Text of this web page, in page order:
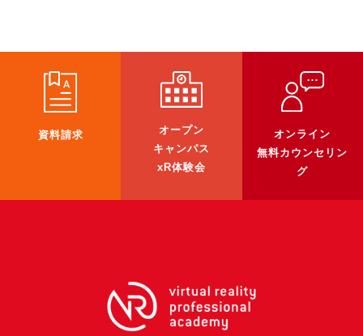
アクセスマップ
企業向け
《3DGS》
《最新プロダクト》
資料請求
オープン
キャンパス
xR体験会
オンライン
無料カウンセリン
グ